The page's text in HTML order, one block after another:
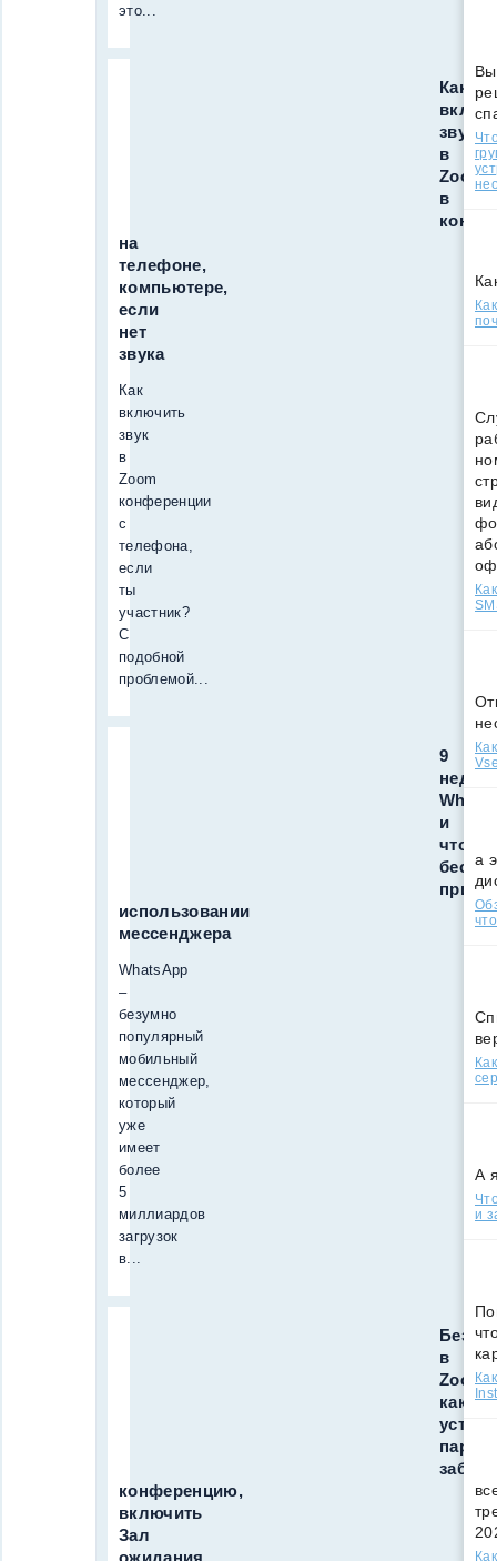
это...
Как
звук
в
Zoom
в
на
телефоне,
компьютере,
если
нет
звука
Как
включить
звук
в
Zoom
конференции
с
телефона,
если
ты
участник?
С
подобной
проблемой...
9
и
что
бесит
при
использовании
мессенджера
WhatsApp
–
безумно
популярный
мобильный
мессенджер,
который
уже
имеет
более
5
миллиардов
загрузок
в...
в
Zoom:
как
конференцию,
включить
Зал
ожидания
а
А
и